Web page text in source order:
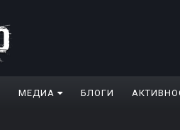
МЕДИА БЛОГИ